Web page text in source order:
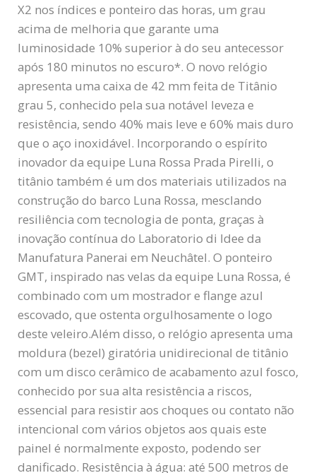
X2 nos índices e ponteiro das horas, um grau
acima de melhoria que garante uma
luminosidade 10% superior à do seu antecessor
após 180 minutos no escuro*. O novo relógio
apresenta uma caixa de 42 mm feita de Titânio
grau 5, conhecido pela sua notável leveza e
resistência, sendo 40% mais leve e 60% mais duro
que o aço inoxidável. Incorporando o espírito
inovador da equipe Luna Rossa Prada Pirelli, o
titânio também é um dos materiais utilizados na
construção do barco Luna Rossa, mesclando
resiliência com tecnologia de ponta, graças à
inovação contínua do Laboratorio di Idee da
Manufatura Panerai em Neuchâtel. O ponteiro
GMT, inspirado nas velas da equipe Luna Rossa, é
combinado com um mostrador e flange azul
escovado, que ostenta orgulhosamente o logo
deste veleiro.Além disso, o relógio apresenta uma
moldura (bezel) giratória unidirecional de titânio
com um disco cerâmico de acabamento azul fosco,
conhecido por sua alta resistência a riscos,
essencial para resistir aos choques ou contato não
intencional com vários objetos aos quais este
painel é normalmente exposto, podendo ser
danificado. Resistência à água: até 500 metros de